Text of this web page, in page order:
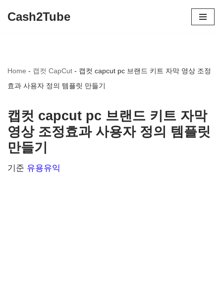
로
건
뛰
기
Cash2Tube
Home - 캡컷 CapCut - 캡컷 capcut pc 브랜드 키트 자막 영상 조정
효과 사용자 정의 템플릿 만들기
캡컷 capcut pc 브랜드 키트 자막
영상 조정효과 사용자 정의 템플릿
만들기
기준 유용유익